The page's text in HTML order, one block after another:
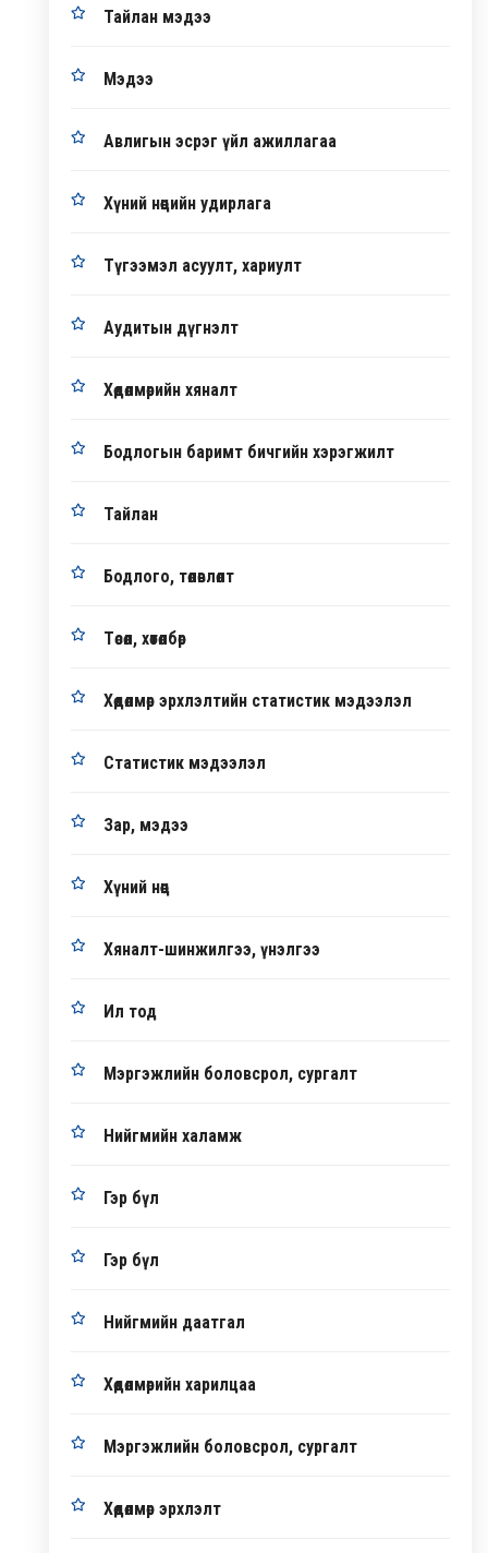
Тайлан мэдээ
Мэдээ
Авлигын эсрэг үйл ажиллагаа
Хүний нөөцийн удирлага
Түгээмэл асуулт, хариулт
Аудитын дүгнэлт
Хөдөлмөрийн хяналт
Бодлогын баримт бичгийн хэрэгжилт
Тайлан
Бодлого, төлөвлөлт
Төсөл, хөтөлбөр
Хөдөлмөр эрхлэлтийн статистик мэдээлэл
Статистик мэдээлэл
Зар, мэдээ
Хүний нөөц
Хяналт-шинжилгээ, үнэлгээ
Ил тод
Мэргэжлийн боловсрол, сургалт
Нийгмийн халамж
Гэр бүл
Гэр бүл
Нийгмийн даатгал
Хөдөлмөрийн харилцаа
Мэргэжлийн боловсрол, сургалт
Хөдөлмөр эрхлэлт